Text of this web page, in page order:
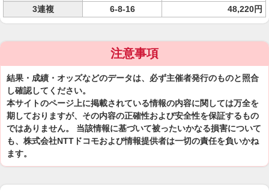
3連複
6-8-16 48,220円
注意事項
結果・成績・オッズなどのデータは、必ず主催者発行のものと照合
し確認してください。
本サイトのページ上に掲載されている情報の内容に関しては万全を
期しておりますが、その内容の正確性および安全性を保証するもの
ではありません。 当該情報に基づいて被ったいかなる損害について
も、株式会社NTTドコモおよび情報提供者は一切の責任を負いかね
ます。